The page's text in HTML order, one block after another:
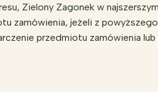
Zielony Zagonek w
zamówienia, jeżeli z
przedmiotu zamówienia